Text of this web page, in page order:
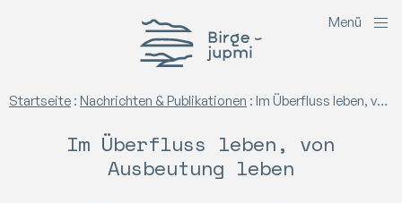
Birgejupmi Menü
Startseite : Nachrichten & Publikationen : Im Überfluss leben, von Ausbeutung leben
Im Überfluss leben, von
Ausbeutung leben